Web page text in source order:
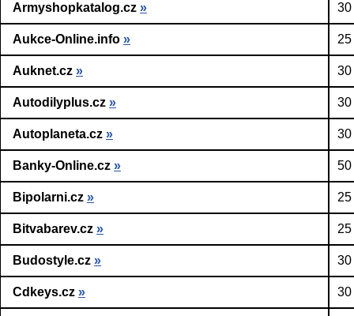
Armyshopkatalog.cz » 30
Aukce-Online.info »
Auknet.cz » 30
Autodilyplus.cz » 30
Autoplaneta.cz » 30
Banky-Online.cz » 50
Bipolarni.cz »
Bitvabarev.cz »
Budostyle.cz » 30
Cdkeys.cz » 30